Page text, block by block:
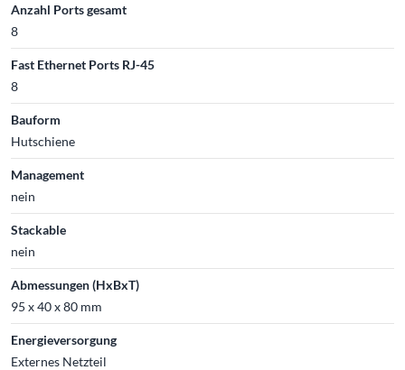
Anzahl Ports gesamt
8
Fast Ethernet Ports RJ-45
8
Bauform
Hutschiene
Management
nein
Stackable
nein
Abmessungen (HxBxT)
95 x 40 x 80 mm
Energieversorgung
Externes Netzteil